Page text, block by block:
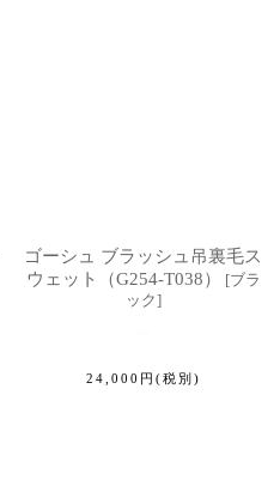
ゴーシュ ブラッシュ吊裏毛ス
ウェット（G254-T038）
[ブラ
ック]
24,000 円 (税別)